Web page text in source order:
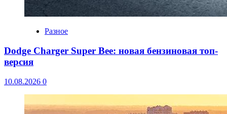
Разное
Dodge Charger Super Bee: новая бензиновая топ-
версия
10.08.2026 0